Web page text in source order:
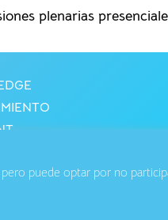
plenarias
puede optar por no